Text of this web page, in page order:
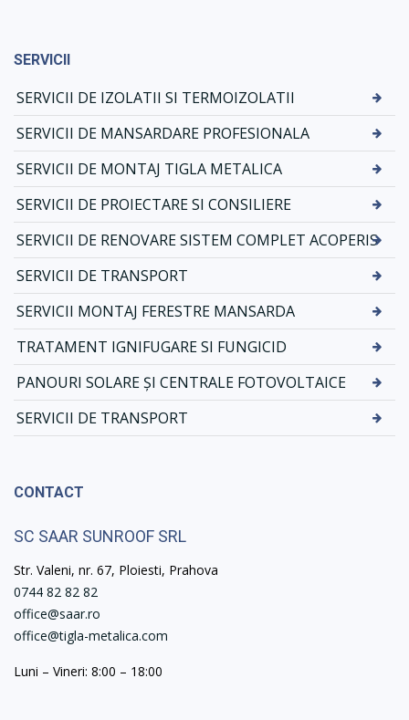
SERVICII
SERVICII DE IZOLATII SI TERMOIZOLATII
SERVICII DE MANSARDARE PROFESIONALA
SERVICII DE MONTAJ TIGLA METALICA
SERVICII DE PROIECTARE SI CONSILIERE
SERVICII DE RENOVARE SISTEM COMPLET ACOPERIS
SERVICII DE TRANSPORT
SERVICII MONTAJ FERESTRE MANSARDA
TRATAMENT IGNIFUGARE SI FUNGICID
PANOURI SOLARE ȘI CENTRALE FOTOVOLTAICE
SERVICII DE TRANSPORT
CONTACT
SC SAAR SUNROOF SRL
Str. Valeni, nr. 67, Ploiesti, Prahova
0744 82 82 82
office@saar.ro
office@tigla-metalica.com
Luni – Vineri: 8:00 – 18:00